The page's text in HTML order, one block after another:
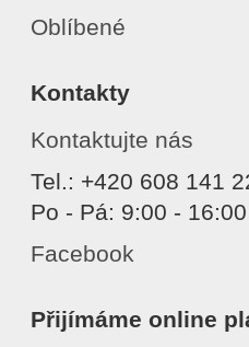
Oblíbené
Kontakty
Kontaktujte nás
Tel.: +420 608 141
Po - Pá: 9:00 - 16:00
Facebook
Přijímáme online